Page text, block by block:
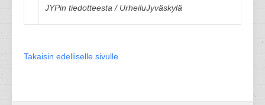
JYPin tiedotteesta / UrheiluJyväskylä
Takaisin edelliselle sivulle